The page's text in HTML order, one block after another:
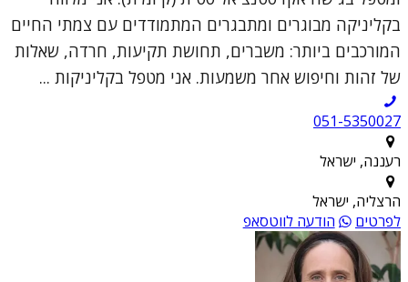
בקליניקה מבוגרים ומתבגרים המתמודדים עם צמתי החיים
המורכבים ביותר: משברים, תחושת תקיעות, חרדה, שאלות
של זהות וחיפוש אחר משמעות. אני מטפל בקליניקות ...
051-5350027
רעננה, ישראל
הרצליה, ישראל
לפרטים
הודעה לווטסאפ